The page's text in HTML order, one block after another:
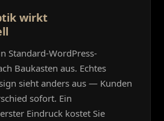
wirkt
Standard-WordPress-
Baukasten aus. Echtes
sieht anders aus — Kunden
sofort. Ein
Eindruck kostet Sie